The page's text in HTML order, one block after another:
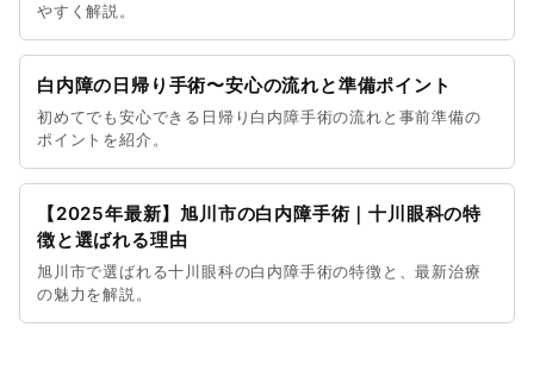
やすく解説。
白内障の日帰り手術〜安心の流れと準備ポイント
初めてでも安心できる日帰り白内障手術の流れと事前準備の
ポイントを紹介。
【2025年最新】旭川市の白内障手術｜十川眼科の特
徴と選ばれる理由
旭川市で選ばれる十川眼科の白内障手術の特徴と、最新治療
の魅力を解説。